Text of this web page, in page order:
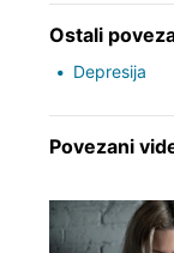
Ostali
Depresija
Povezani